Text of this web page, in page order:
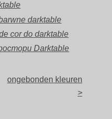
darktable
cor do darktable
Darktable
ongebonden kleuren
>